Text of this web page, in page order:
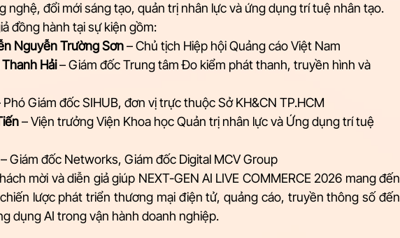
nghệ, đổi mới sáng tạo, quản trị nhân lực và ứng dụng trí tuệ nhân tạo.
đồng hành tại sự kiện gồm:
Nguyễn Trường Sơn – Chủ tịch Hiệp hội Quảng cáo Việt Nam
Hải – Giám đốc Trung tâm Đo kiểm phát thanh, truyền hình và
Giám đốc SIHUB, đơn vị trực thuộc Sở KH&CN TP.HCM
– Viện trưởng Viện Khoa học Quản trị nhân lực và Ứng dụng trí tuệ
– Giám đốc Networks, Giám đốc Digital MCV Group
mời và diễn giả giúp NEXT-GEN AI LIVE COMMERCE 2026 mang đến
lược phát triển thương mại điện tử, quảng cáo, truyền thông số đến
dụng AI trong vận hành doanh nghiệp.